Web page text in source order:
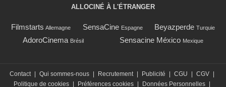
ALLOCINÉ À L'ÉTRANGER
Filmstarts Allemagne SensaCine Espagne Beyazperde Turquie
AdoroCinema Brésil Sensacine México Mexique
Contact | Qui sommes-nous | Recrutement | Publicité | CGU | CGV |
Politique de cookies | Préférences cookies | Données Personnelles |